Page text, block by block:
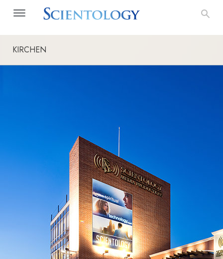
KIRCHEN